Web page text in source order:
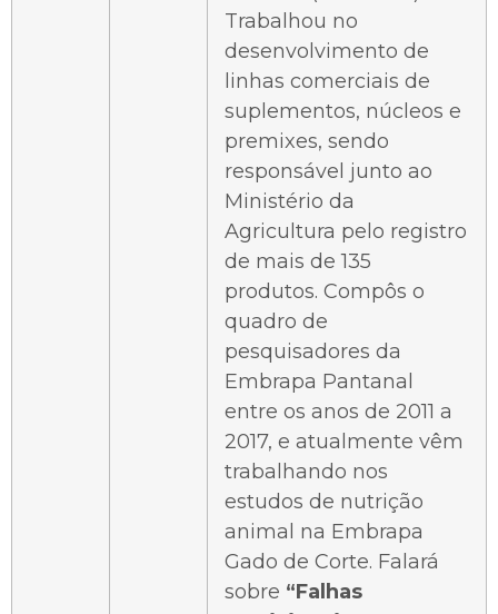
Trabalhou no
desenvolvimento de
linhas comerciais de
suplementos, núcleos e
premixes, sendo
responsável junto ao
Ministério da
Agricultura pelo registro
de mais de 135
produtos. Compôs o
quadro de
pesquisadores da
Embrapa Pantanal
entre os anos de 2011 a
2017, e atualmente vêm
trabalhando nos
estudos de nutrição
animal na Embrapa
Gado de Corte. Falará
sobre “Falhas